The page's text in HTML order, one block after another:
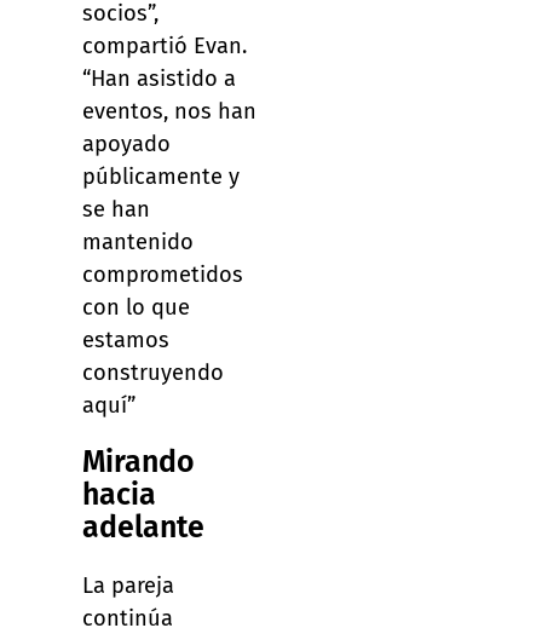
socios”,
compartió Evan.
“Han asistido a
eventos, nos han
apoyado
públicamente y
se han
mantenido
comprometidos
con lo que
estamos
construyendo
aquí”
Mirando
hacia
adelante
La pareja
continúa